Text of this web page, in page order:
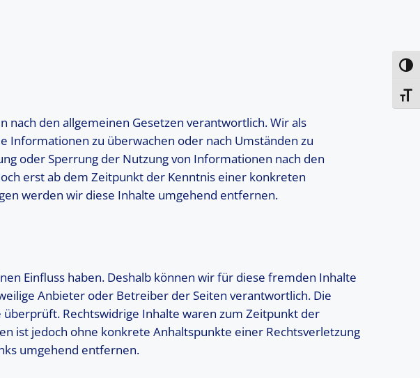
nach den allgemeinen Gesetzen verantwortlich. Wir als
zu überwachen oder nach Umständen zu
oder Sperrung der Nutzung von Informationen nach den
erst ab dem Zeitpunkt der Kenntnis einer konkreten
werden wir diese Inhalte umgehend entfernen.
Einfluss haben. Deshalb können wir für diese fremden Inhalte
Anbieter oder Betreiber der Seiten verantwortlich. Die
Rechtswidrige Inhalte waren zum Zeitpunkt der
ist jedoch ohne konkrete Anhaltspunkte einer Rechtsverletzung
umgehend entfernen.